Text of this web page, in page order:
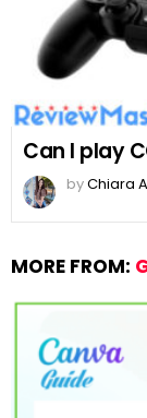
Can I play
byChiara
MORE FROM: